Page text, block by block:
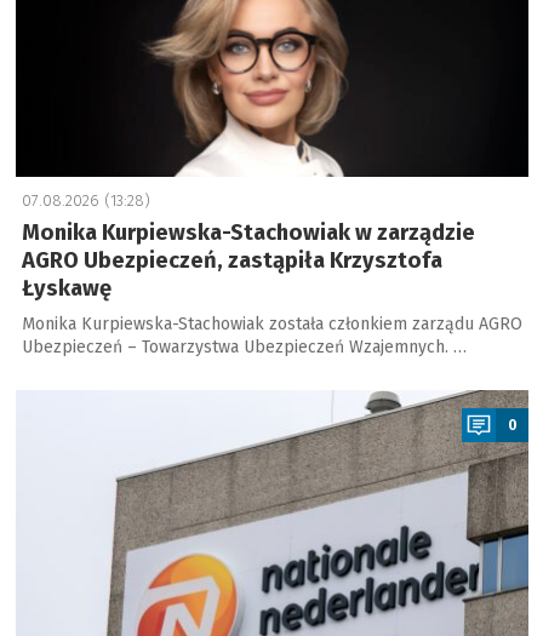
07.08.2026 (13:28)
Monika Kurpiewska-Stachowiak w zarządzie
AGRO Ubezpieczeń, zastąpiła Krzysztofa
Łyskawę
Monika Kurpiewska-Stachowiak została członkiem zarządu AGRO
Ubezpieczeń – Towarzystwa Ubezpieczeń Wzajemnych. …
0